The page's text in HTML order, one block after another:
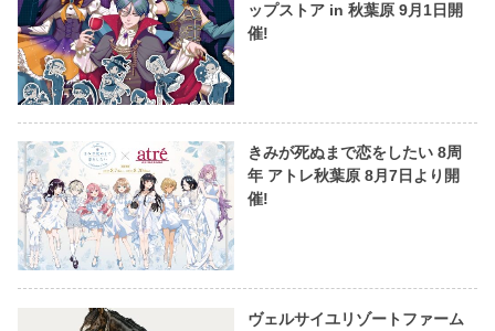
ップストア in 秋葉原 9月1日開
催!
きみが死ぬまで恋をしたい 8周
年 アトレ秋葉原 8月7日より開
催!
ヴェルサイユリゾートファーム